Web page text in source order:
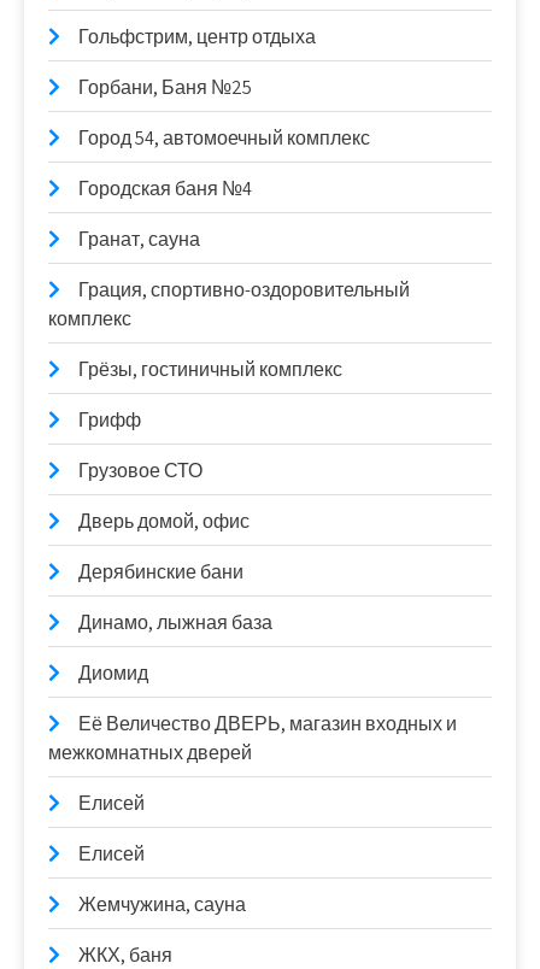
Гольфстрим, центр отдыха
Горбани, Баня №25
Город 54, автомоечный комплекс
Городская баня №4
Гранат, сауна
Грация, спортивно-оздоровительный
комплекс
Грёзы, гостиничный комплекс
Грифф
Грузовое СТО
Дверь домой, офис
Дерябинские бани
Динамо, лыжная база
Диомид
Её Величество ДВЕРЬ, магазин входных и
межкомнатных дверей
Елисей
Елисей
Жемчужина, сауна
ЖКХ, баня